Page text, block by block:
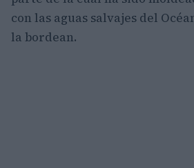
con las aguas salvajes del
la bordean.